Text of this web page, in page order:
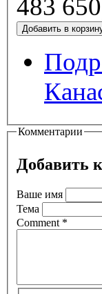
483
Комментарии
Добавить
Ваше имя
Тема
Comment *